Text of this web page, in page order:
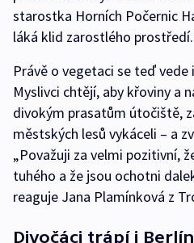
starostka Horních Počernic
láká klid zarostlého prostředí.
Právě o vegetaci se teď vede
Myslivci chtějí, aby křoviny a
divokým prasatům útočiště,
městských lesů vykáceli – a
„Považuji za velmi pozitivní,
tuhého a že jsou ochotni
reaguje Jana Plamínková z
Divočáci trápí i